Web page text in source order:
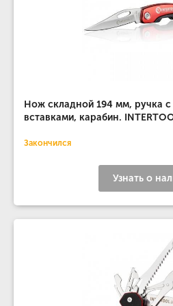
Нож складной 194 мм, ручка
вставками, карабин.
Закончился
Узнать о